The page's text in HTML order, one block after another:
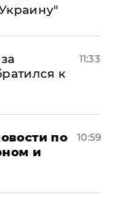
к
11:33
по
и
10:59